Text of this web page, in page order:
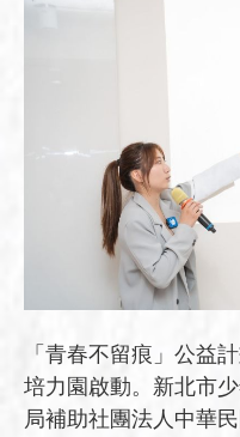
「青春不留痕」公益
培力園啟動。新北市
局補助社團法人中華